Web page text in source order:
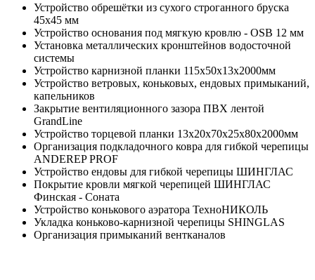
Устройство обрешётки из сухого строганного бруска
45х45 мм
Устройство основания под мягкую кровлю - OSB 12 мм
Установка металлических кронштейнов водосточной
системы
Устройство карнизной планки 115x50x13х2000мм
Устройство ветровых, коньковых, ендовых примыканий,
капельников
Закрытие вентиляционного зазора ПВХ лентой
GrandLine
Устройство торцевой планки 13x20x70x25x80х2000мм
Организация подкладочного ковра для гибкой черепицы
ANDEREP PROF
Устройство ендовы для гибкой черепицы ШИНГЛАС
Покрытие кровли мягкой черепицей ШИНГЛАС
Финская - Соната
Устройство конькового аэратора ТехноНИКОЛЬ
Укладка коньково-карнизной черепицы SHINGLAS
Организация примыканий вентканалов